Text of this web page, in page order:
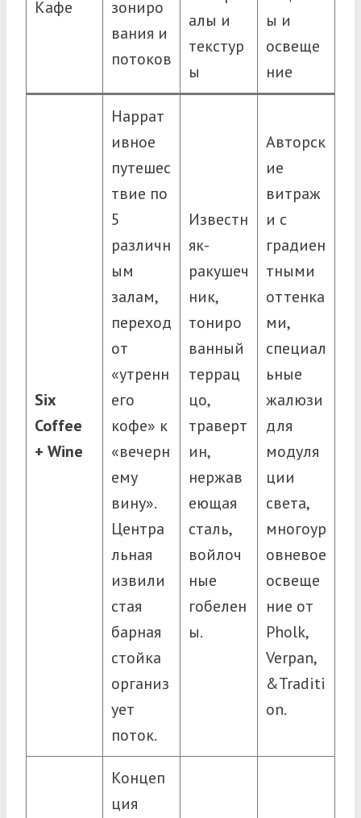
Кафе
зониро
вания и
потоков
алы и
текстур
ы
ы и
освеще
ние
Six
Coffee
+ Wine
Наррат
ивное
путешес
твие по
5
различн
ым
залам,
переход
от
«утренн
его
кофе» к
«вечерн
ему
вину».
Центра
льная
извили
стая
барная
стойка
организ
ует
поток.
Известн
як-
ракушеч
ник,
тониро
ванный
террац
цо,
траверт
ин,
нержав
еющая
сталь,
войлоч
ные
гобелен
ы.
Авторск
ие
витраж
и с
градиен
тными
оттенка
ми,
специал
ьные
жалюзи
для
модуля
ции
света,
многоур
овневое
освеще
ние от
Pholk,
Verpan,
&Traditi
on.
Концеп
ция